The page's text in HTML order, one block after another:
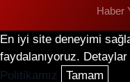
Haber
En iyi site deneyimi
faydalanıyoruz. Detaylar
Politikamız
Tamam